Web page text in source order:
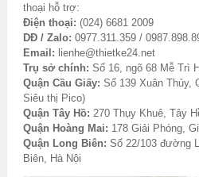
thoại hỗ trợ:
Điện thoại: (024) 6681 2009
DĐ / Zalo: 0977.311.359 /
Email: lienhe@thietke24.net
Trụ sở chính: Số 16, ngõ 68 Mễ Trì
Quận Cầu Giấy: Số 139 Xuân Thủy,
Siêu thị Pico)
Quận Tây Hồ: 270 Thụy Khuê, Tây
Quận Hoàng Mai: 178 Giải Phóng,
Quận Long Biên: Số 22/103 đường
Biên, Hà Nội